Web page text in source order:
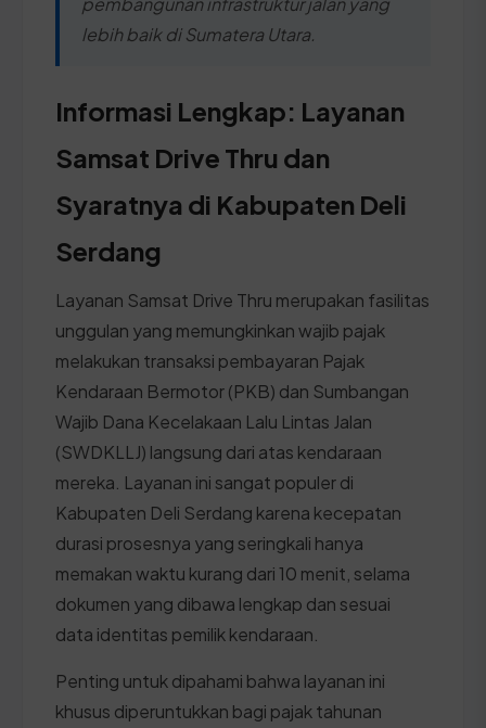
lebih baik di Sumatera Utara.
Informasi Lengkap: Layanan
Samsat Drive Thru dan
Syaratnya di Kabupaten Deli
Serdang
Layanan Samsat Drive Thru merupakan fasilitas
unggulan yang memungkinkan wajib pajak
melakukan transaksi pembayaran Pajak
Kendaraan Bermotor (PKB) dan Sumbangan
Wajib Dana Kecelakaan Lalu Lintas Jalan
(SWDKLLJ) langsung dari atas kendaraan
mereka. Layanan ini sangat populer di
Kabupaten Deli Serdang karena kecepatan
durasi prosesnya yang seringkali hanya
memakan waktu kurang dari 10 menit, selama
dokumen yang dibawa lengkap dan sesuai
data identitas pemilik kendaraan.
Penting untuk dipahami bahwa layanan ini
khusus diperuntukkan bagi pajak tahunan